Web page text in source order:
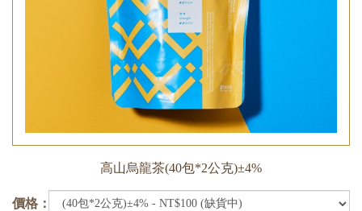
高山烏龍茶(40包*2公克)±4%
價格：